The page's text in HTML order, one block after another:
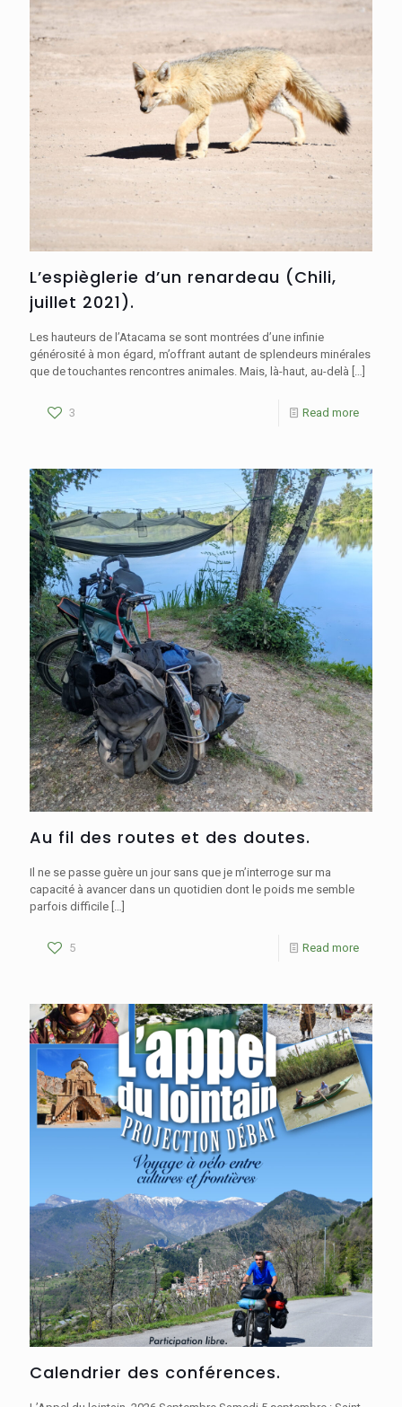
L’espièglerie d’un renardeau (Chili,
juillet 2021).
Les hauteurs de l’Atacama se sont montrées d’une infinie
générosité à mon égard, m’offrant autant de splendeurs minérales
que de touchantes rencontres animales. Mais, là-haut, au-delà […]
3 Read more
Au fil des routes et des doutes.
Il ne se passe guère un jour sans que je m’interroge sur ma
capacité à avancer dans un quotidien dont le poids me semble
parfois difficile […]
5 Read more
Calendrier des conférences.